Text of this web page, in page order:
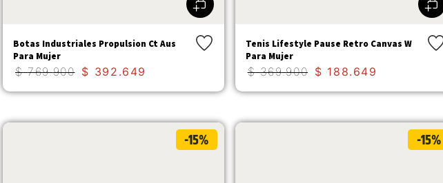
Botas Industriales Propulsion Ct Aus
Para Mujer
$ 769.900 $ 392 .649
Tenis Lifestyle Pause Retro Canvas W
Para Mujer
$ 369.900 $ 188. 649
-15% -15%